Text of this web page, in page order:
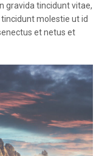
gravida tincidunt vitae,
molestie ut id
et netus et